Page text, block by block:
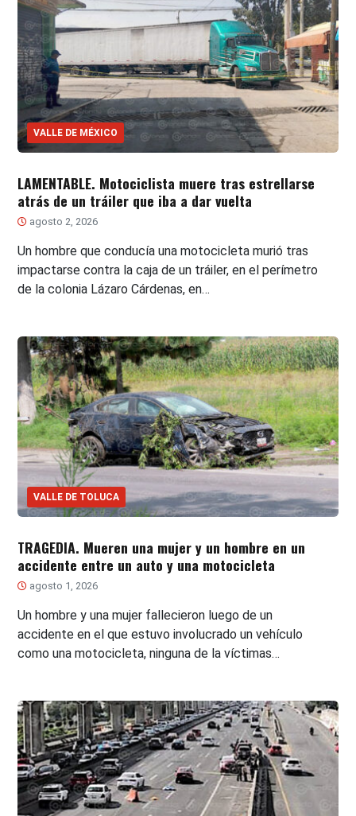
VALLE DE MÉXICO
LAMENTABLE. Motociclista muere tras estrellarse
atrás de un tráiler que iba a dar vuelta
agosto 2, 2026
Un hombre que conducía una motocicleta murió tras
impactarse contra la caja de un tráiler, en el perímetro
de la colonia Lázaro Cárdenas, en…
VALLE DE TOLUCA
TRAGEDIA. Mueren una mujer y un hombre en un
accidente entre un auto y una motocicleta
agosto 1, 2026
Un hombre y una mujer fallecieron luego de un
accidente en el que estuvo involucrado un vehículo
como una motocicleta, ninguna de la víctimas…